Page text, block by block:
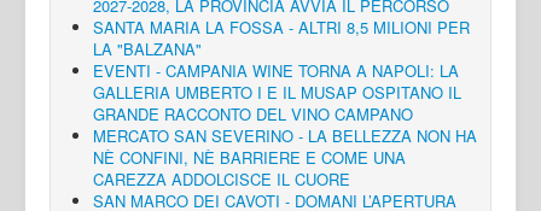
2027-2028, LA PROVINCIA AVVIA IL PERCORSO
SANTA MARIA LA FOSSA - ALTRI 8,5 MILIONI PER
LA "BALZANA"
EVENTI - CAMPANIA WINE TORNA A NAPOLI: LA
GALLERIA UMBERTO I E IL MUSAP OSPITANO IL
GRANDE RACCONTO DEL VINO CAMPANO
MERCATO SAN SEVERINO - LA BELLEZZA NON HA
NÈ CONFINI, NÈ BARRIERE E COME UNA
CAREZZA ADDOLCISCE IL CUORE
SAN MARCO DEI CAVOTI - DOMANI L’APERTURA